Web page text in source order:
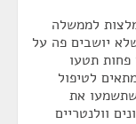
לממשלה
יושבים פה על
תטעו
לטיפול
שתשמעו את
וולנטריים